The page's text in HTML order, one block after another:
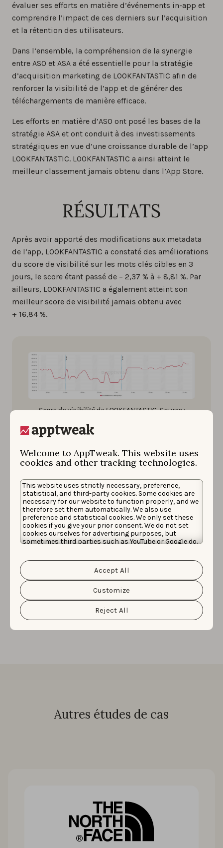
Welcome to AppTweak. This website uses
cookies and other tracking technologies.
This website uses strictly necessary, preference,
statistical, and third-party cookies. Some cookies are
necessary for our website to function properly, and we
therefore set them automatically. We also use
preference and statistical cookies. We only set these
cookies if you give your prior consent. We do not set
cookies ourselves for advertising purposes, but
sometimes third parties such as YouTube or Google do.
information about the protection of your personal
data and the different cookies we use, please read our
Cookie Policy&Privacy Policy. You can customize your
cookie settings and preferences by clicking the
“Customize” button.
Reject All
Customize
Accept All
évaluer ses efforts en matière d’événements in-app et
comprendre l’impact de ces derniers sur l’acquisition
et la rétention des utilisateurs.
Dans l’ensemble, la compréhension de la synergie
entre ASO et ASA a été essentielle pour la stratégie
d’acquisition marketing de LOOKFANTASTIC afin de
renforcer la visibilité de l’app et de générer des
téléchargements de manière efficace.
Les efforts en matière d’ASO ont posé les bases de la
stratégie ASA et ont conduit à des investissements
stratégiques en vue d’une croissance durable de l’app
LOOKFANTASTIC. LOOKFANTASTIC a ainsi atteint le
meilleur classement jamais obtenu dans l’App Store.
RÉSULTATS
Après avoir apporté des modifications aux metadata
de l’app, LOOKFANTASTIC a constaté des améliorations
du score de visibilité sur les mots clés cibles en 3
jours, le score étant passé de – 2,37 % à + 8,81 %. Par
ailleurs, LOOKFANTASTIC a également atteint son
meilleur score de visibilité jamais obtenu avec
+ 16,84 %.
Score de visibilité de LOOKFANTASTIC. Source :
Le score de visibilité est une métrique d’AppTweak qui
votre app dans un app store par rapport à vos
concurrents.
Au cours du mois d’avril, LOOKFANTASTIC a connu une
croissance mensuelle des installations de + 721 % et
une croissance moyenne du classement de + 20 %.
Grâce à ces résultats remarquables, LOOKFANTASTIC va
continuer à développer son expertise en matière de
mesure, ce qui permettra de consolider les efforts de
marketing en cours.
Autres études de cas